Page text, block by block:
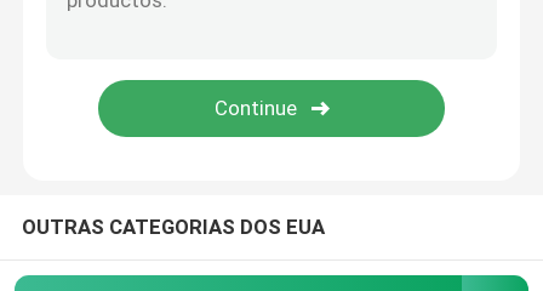
gerador de vapor elétrico
OUTRAS CATEGORIAS DOS EUA